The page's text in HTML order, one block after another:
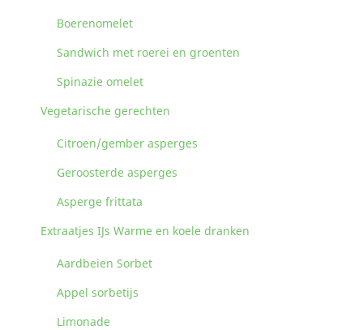
Boerenomelet
Sandwich met roerei en groenten
Spinazie omelet
Vegetarische gerechten
Citroen/gember asperges
Geroosterde asperges
Asperge frittata
Extraatjes IJs Warme en koele dranken
Aardbeien Sorbet
Appel sorbetijs
Limonade